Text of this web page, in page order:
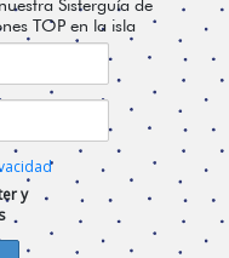
TOP en la isla
y